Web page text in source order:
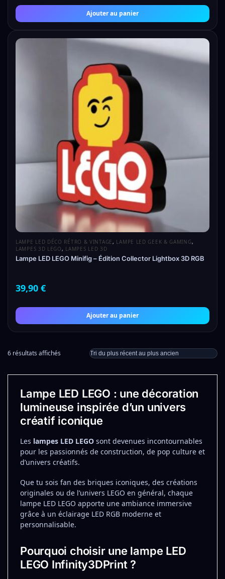
Ajouter au panier
LAMPE LED DÉCO RÉTRO & VINTAGE, LAMPE LED GEEK & GAMING,
LAMPES 3D LEGO, LAMPES LED 3D
Lampe LED LEGO Minifig – Édition Collector Lightbox 3D RGB
39,90 €
Ajouter au panier
6 résultats affichés
Lampe LED LEGO : une décoration
lumineuse inspirée d’un univers
créatif iconique
Les lampes LED LEGO sont devenues incontournables
pour les passionnés de construction, de pop culture et
d’univers créatifs.
Que tu sois fan des briques iconiques, des créations
originales ou de l’univers LEGO en général, chaque
lampe LED LEGO apporte une ambiance immersive
grâce à un éclairage LED RGB moderne et
personnalisable.
Pourquoi choisir une lampe LED
LEGO Infinity3DPrint ?